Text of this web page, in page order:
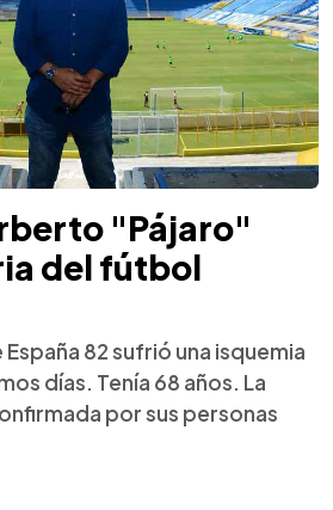
"Pájaro"
del fútbol
82 sufrió una isquemia
días. Tenía 68 años. La
por sus personas